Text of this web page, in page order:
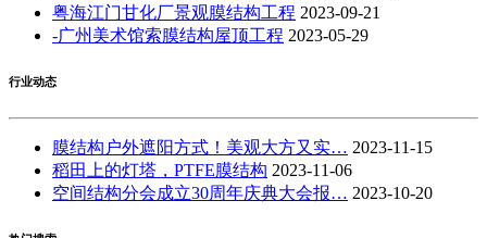
粤海江门甘化厂景观膜结构工程 2023-09-21
-广州美术馆索膜结构屋顶工程 2023-05-29
行业动态
膜结构户外遮阳方式！美观大方又实… 2023-11-15
稻田上的灯塔，PTFE膜结构 2023-11-06
空间结构分会成立30周年庆典大会报… 2023-10-20